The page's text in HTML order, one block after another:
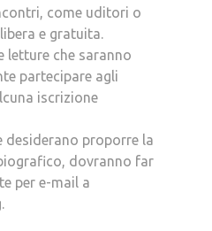
come uditori o
e gratuita.
letture che saranno
partecipare agli
iscrizione
desiderano proporre la
dovranno far
per e-mail a